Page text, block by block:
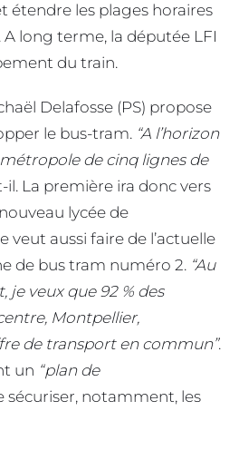
étendre les plages horaires
A long terme, la députée LFI
du train.
Delafosse (PS) propose
le bus-tram. “A l’horizon
de cinq lignes de
La première ira donc vers
lycée de
veut aussi faire de l’actuelle
de bus tram numéro 2. “Au
je veux que 92 % des
Montpellier,
de transport en commun”.
un “plan de
sécuriser, notamment, les